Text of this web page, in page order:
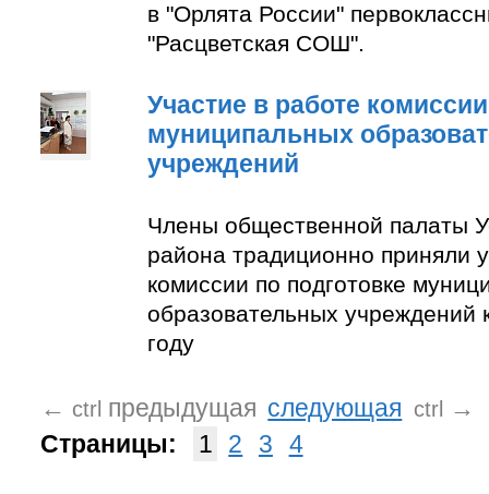
в "Орлята России"
"Расцветская СОШ".
Участие в работе
муниципальных
учреждений
Члены общественной палаты
района традиционно приняли
комиссии по подготовке
образовательных учреждений
году
← ctrl предыдущая следующая ctrl
→
Страницы:
1 2 3 4